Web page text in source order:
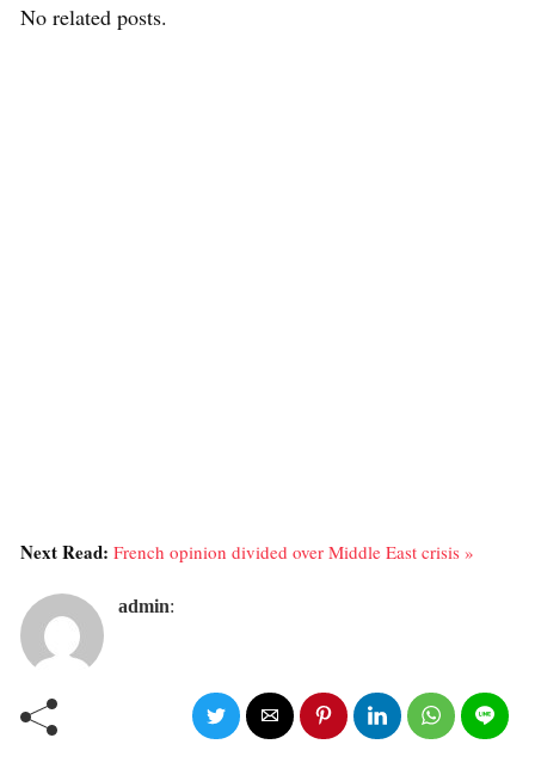
No related posts.
Next Read: French opinion divided over Middle East crisis »
admin: